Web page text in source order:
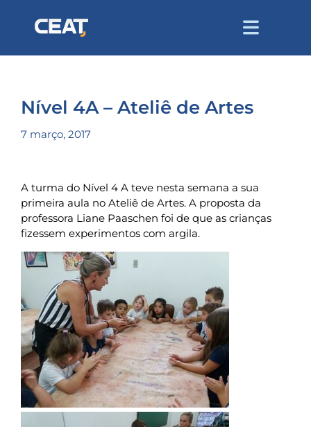
Nível 4A – Ateliê de Artes
7 março, 2017
A turma do Nível 4 A teve nesta semana a sua
primeira aula no Ateliê de Artes. A proposta da
professora Liane Paaschen foi de que as crianças
fizessem experimentos com argila.